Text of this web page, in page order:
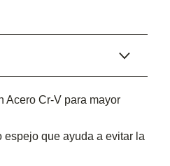
Acero Cr-V para mayor
espejo que ayuda a evitar la